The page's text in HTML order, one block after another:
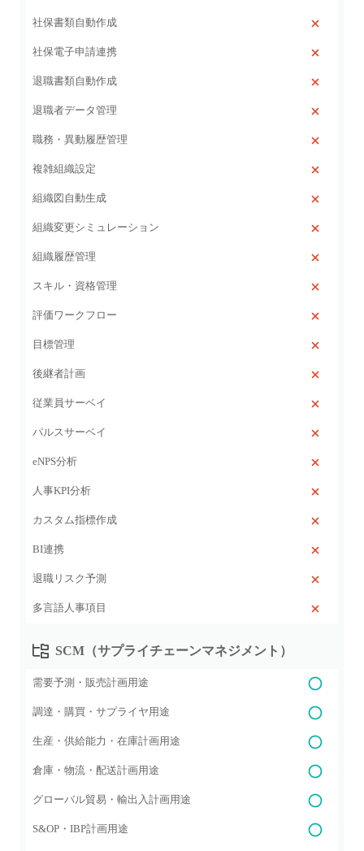
社保書類自動作成
社保電子申請連携
退職書類自動作成
退職者データ管理
職務・異動履歴管理
複雑組織設定
組織図自動生成
組織変更シミュレーション
組織履歴管理
スキル・資格管理
評価ワークフロー
目標管理
後継者計画
従業員サーベイ
パルスサーベイ
eNPS分析
人事KPI分析
カスタム指標作成
BI連携
退職リスク予測
多言語人事項目
SCM（サプライチェーンマネジメント）
需要予測・販売計画用途
調達・購買・サプライヤ用途
生産・供給能力・在庫計画用途
倉庫・物流・配送計画用途
グローバル貿易・輸出入計画用途
S&OP・IBP計画用途